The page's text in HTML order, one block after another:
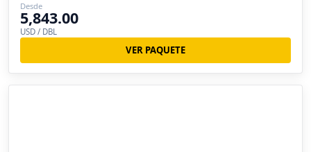
Desde
5,843.00
USD / DBL
VER PAQUETE